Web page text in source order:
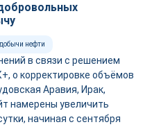
нефти
в связи с решением
о корректировке объёмов
Аравия, Ирак,
намерены увеличить
начиная с сентября